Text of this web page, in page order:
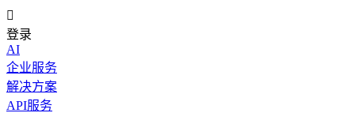

登录
AI
企业服务
解决方案
API服务